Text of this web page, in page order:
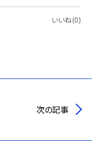
いいね(0)
次の記事